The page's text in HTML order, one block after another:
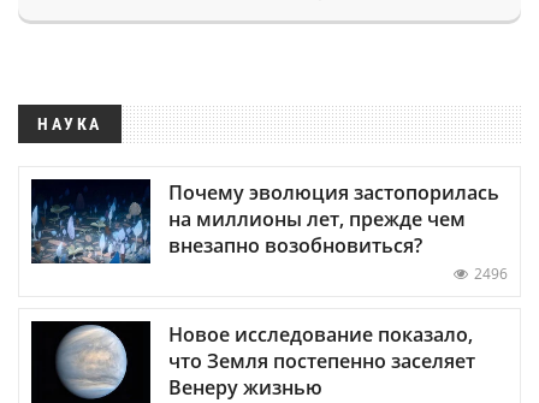
НАУКА
Почему эволюция застопорилась
на миллионы лет, прежде чем
внезапно возобновиться?
2496
Новое исследование показало,
что Земля постепенно заселяет
Венеру жизнью